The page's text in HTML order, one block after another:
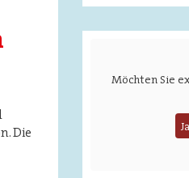
Die
Möchten Sie